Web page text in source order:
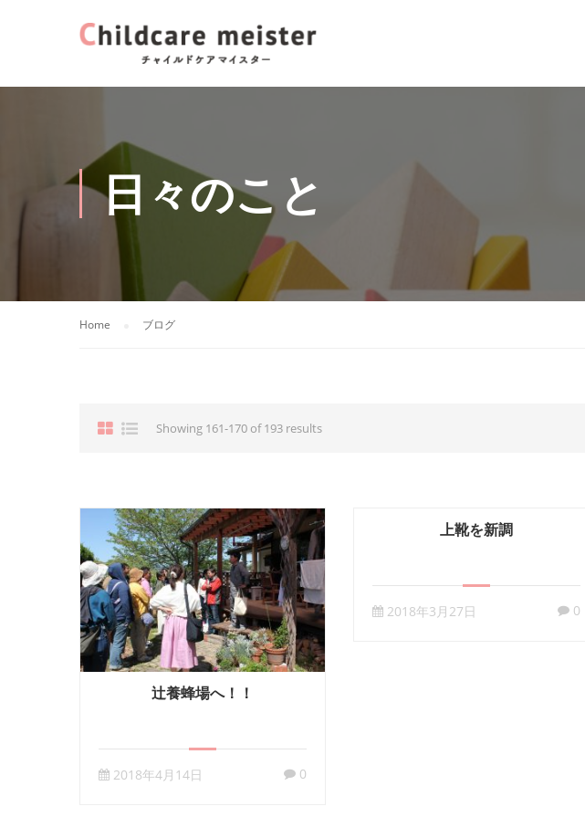
日々のこと
Home ブログ
Showing 161-170 of 193 results
辻養蜂場へ！！
2018年4月14日 0
上靴を新調
2018年3月27日 0